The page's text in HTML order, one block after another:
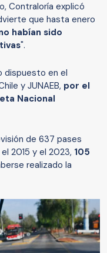
Contraloría explicó
que hasta enero
habían sido
".
dispuesto en el
y JUNAEB, por el
Nacional
de 637 pases
2015 y el 2023, 105
realizado la